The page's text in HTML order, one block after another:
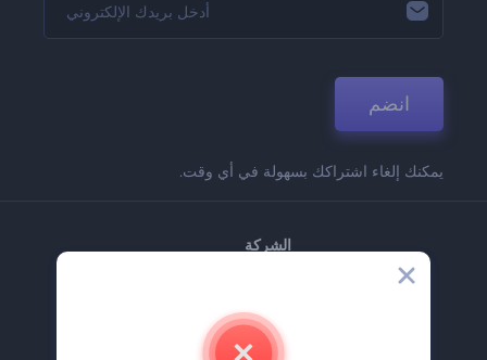
انضم
يمكنك إلغاء اشتراكك بسهولة في أي وقت.
الشركة
اتصل بنا
وظائف